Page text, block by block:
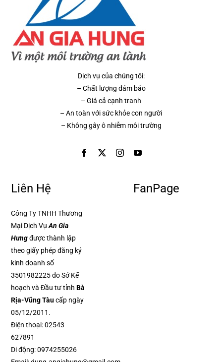
Dịch vụ của chúng tôi:
– Chất lượng đảm bảo
– Giá cả cạnh tranh
– An toàn với sức khỏe con người
– Không gây ô nhiễm môi trường
Liên Hệ
Công Ty TNHH Thương
Mại Dịch Vụ An Gia
Hưngđược thành lập
theo giấy phép đăng ký
kinh doanh số
3501982225 do Sở Kế
hoạch và Đầu tư tỉnhBà
Rịa-Vũng Tàucấp ngày
05/12/2011.
Điện thoại:02543
627891
Di động:0974255026
FanPage